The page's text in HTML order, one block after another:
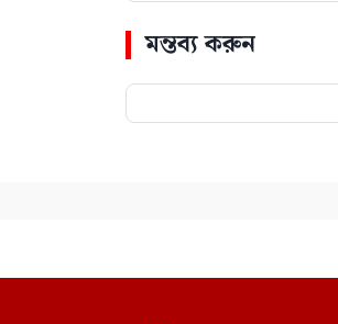
মন্তব্য করুন